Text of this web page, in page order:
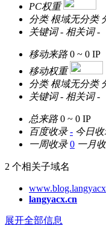
PC权重
分类 根域无分类
关键词 - 相关词 -
移动来路 0 ~ 0 IP
移动权重
分类 根域无分类
关键词 - 相关词 -
总来路 0 ~ 0 IP
百度收录 - 今日
一周收录 0 一月
2 个相关子域名
langyacx.cn
展开全部信息